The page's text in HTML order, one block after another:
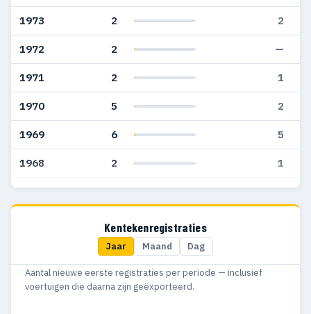
1973 2 2
1972 2 —
1971 2 1
1970 5 2
1969 6 5
1968 2 1
1967 7 6
4
1964 2
Kentekenregistraties
Jaar Maand Dag
Aantal nieuwe eerste registraties per periode — inclusief
voertuigen die daarna zijn geëxporteerd.